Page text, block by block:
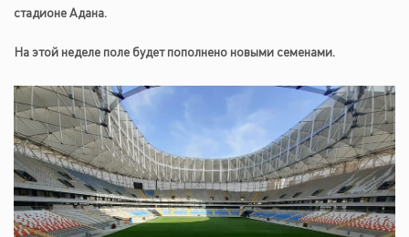
стадионе Адана.
На этой неделе поле будет пополнено новыми семенами.